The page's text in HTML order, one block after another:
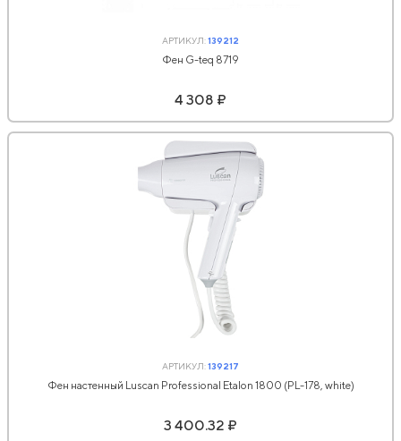
АРТИКУЛ:139212
Фен G-teq 8719
4 308 ₽
АРТИКУЛ:139217
Фен настенный Luscan Professional Etalon 1800 (PL-178, white)
3 400.32 ₽